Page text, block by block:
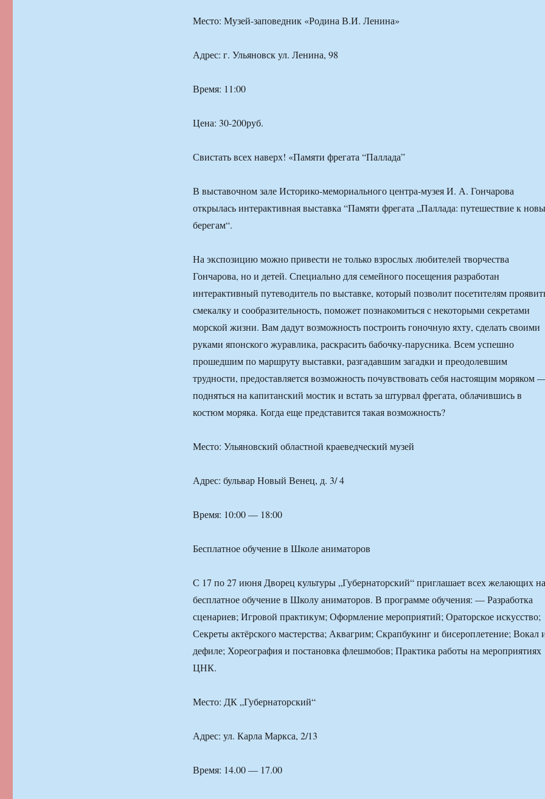
Место: Музей-заповедник «Родина В.И. Ленина»
Адрес: г. Ульяновск ул. Ленина, 98
Время: 11:00
Цена: 30-200руб.
Свистать всех наверх! «Памяти фрегата “Паллада”
В выставочном зале Историко-мемориального центра-музея И. А. Гончарова
открылась интерактивная выставка “Памяти фрегата „Паллада: путешествие к
берегам“.
На экспозицию можно привести не только взрослых любителей творчества
Гончарова, но и детей. Специально для семейного посещения разработан
интерактивный путеводитель по выставке, который позволит посетителям
смекалку и сообразительность, поможет познакомиться с некоторыми секретами
морской жизни. Вам дадут возможность построить гоночную яхту, сделать своими
руками японского журавлика, раскрасить бабочку-парусника. Всем успешно
прошедшим по маршруту выставки, разгадавшим загадки и преодолевшим
трудности, предоставляется возможность почувствовать себя настоящим моряком
подняться на капитанский мостик и встать за штурвал фрегата, облачившись в
костюм моряка. Когда еще представится такая возможность?
Место: Ульяновский областной краеведческий музей
Адрес: бульвар Новый Венец, д. 3/ 4
Время: 10:00 — 18:00
Бесплатное обучение в Школе аниматоров
С 17 по 27 июня Дворец культуры „Губернаторский“ приглашает всех желающих на
бесплатное обучение в Школу аниматоров. В программе обучения: — Разработка
сценариев; Игровой практикум; Оформление мероприятий; Ораторское искусство;
Секреты актёрского мастерства; Аквагрим; Скрапбукинг и бисероплетение; Вокал
дефиле; Хореография и постановка флешмобов; Практика работы на мероприятиях
ЦНК.
Место: ДК „Губернаторский“
Адрес: ул. Карла Маркса, 2/13
Время: 14.00 — 17.00